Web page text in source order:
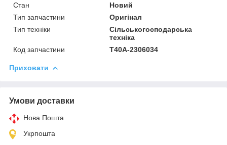
Стан
Новий
Тип запчастини
Оригінал
Тип техніки
Сільськогосподарська
техніка
Код запчастини
Т40А-2306034
Приховати
Умови доставки
Нова Пошта
Укрпошта